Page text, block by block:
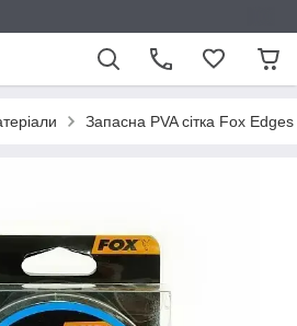
Запасна PVA сітка Fox